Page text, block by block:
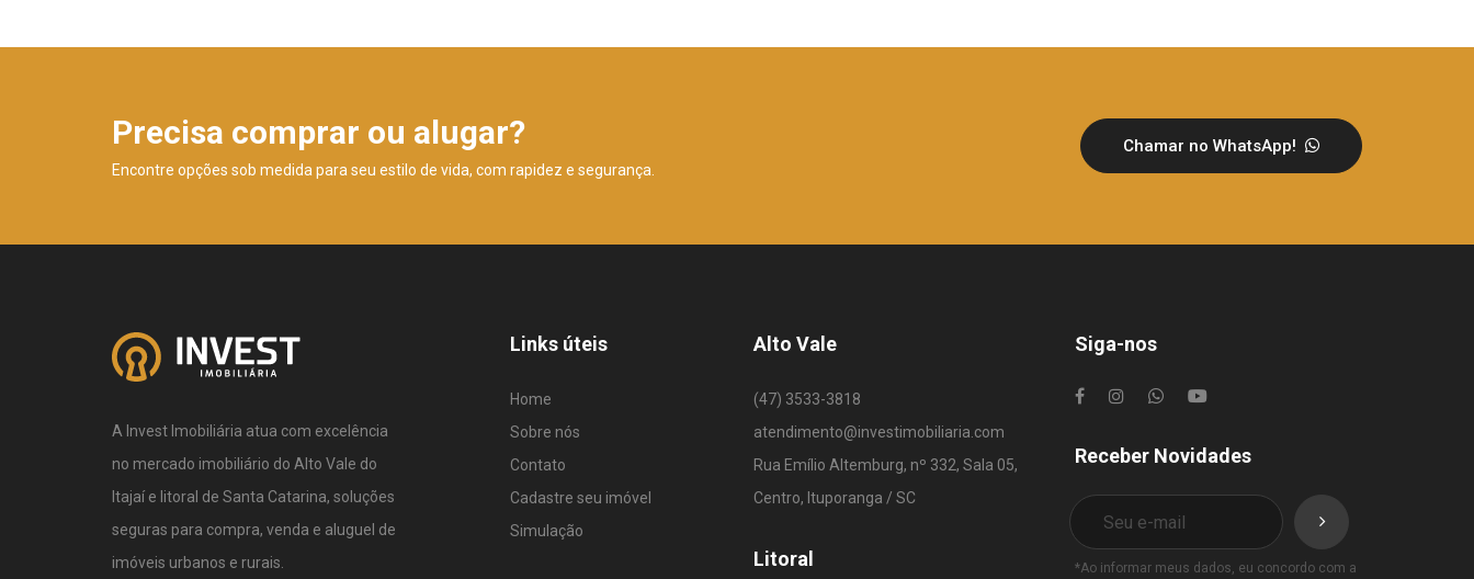
Precisa comprar ou alugar?
Encontre opções sob medida para seu estilo de vida, com rapidez e segurança.
Chamar no WhatsApp!
A Invest Imobiliária atua com excelência
no mercado imobiliário do Alto Vale do
Itajaí e litoral de Santa Catarina, soluções
seguras para compra, venda e aluguel de
imóveis urbanos e rurais.
Links úteis
Home
Sobre nós
Contato
Cadastre seu imóvel
Simulação
Alto Vale
(47) 3533-3818
atendimento@investimobiliaria.com
Rua Emílio Altemburg, nº 332, Sala 05,
Centro, Ituporanga / SC
Litoral
Siga-nos
Receber Novidades
*Ao informar meus dados, eu concordo com a